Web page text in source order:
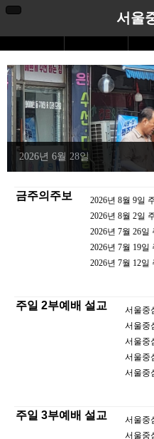
서울
2026년 6월 28일
금주의주보
2026년 8월 9일
2026년 8월 2일
2026년 7월 26일
2026년 7월 19일
2026년 7월 12일
주일 2부예배 설교
주일 3부예배 설교